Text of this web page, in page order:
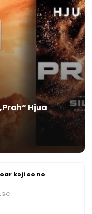
Hjua
koji se ne